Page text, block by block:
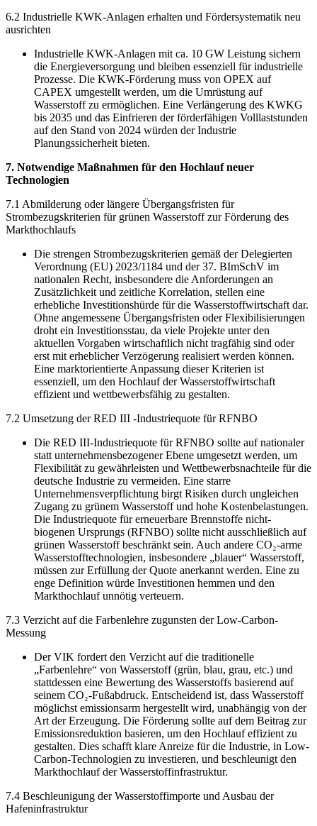
6.2 Industrielle KWK-Anlagen erhalten und Fördersystematik neu
ausrichten
Industrielle KWK-Anlagen mit ca. 10 GW Leistung sichern
die Energieversorgung und bleiben essenziell für industrielle
Prozesse. Die KWK-Förderung muss von OPEX auf
CAPEX umgestellt werden, um die Umrüstung auf
Wasserstoff zu ermöglichen. Eine Verlängerung des KWKG
bis 2035 und das Einfrieren der förderfähigen Volllaststunden
auf den Stand von 2024 würden der Industrie
Planungssicherheit bieten.
7. Notwendige Maßnahmen für den Hochlauf neuer
Technologien
7.1 Abmilderung oder längere Übergangsfristen für
Strombezugskriterien für grünen Wasserstoff zur Förderung des
Markthochlaufs
Die strengen Strombezugskriterien gemäß der Delegierten
Verordnung (EU) 2023/1184 und der 37. BImSchV im
nationalen Recht, insbesondere die Anforderungen an
Zusätzlichkeit und zeitliche Korrelation, stellen eine
erhebliche Investitionshürde für die Wasserstoffwirtschaft dar.
Ohne angemessene Übergangsfristen oder Flexibilisierungen
droht ein Investitionsstau, da viele Projekte unter den
aktuellen Vorgaben wirtschaftlich nicht tragfähig sind oder
erst mit erheblicher Verzögerung realisiert werden können.
Eine marktorientierte Anpassung dieser Kriterien ist
essenziell, um den Hochlauf der Wasserstoffwirtschaft
effizient und wettbewerbsfähig zu gestalten.
7.2 Umsetzung der RED III -Industriequote für RFNBO
Die RED III-Industriequote für RFNBO sollte auf nationaler
statt unternehmensbezogener Ebene umgesetzt werden, um
Flexibilität zu gewährleisten und Wettbewerbsnachteile für die
deutsche Industrie zu vermeiden. Eine starre
Unternehmensverpflichtung birgt Risiken durch ungleichen
Zugang zu grünem Wasserstoff und hohe Kostenbelastungen.
Die Industriequote für erneuerbare Brennstoffe nicht-
biogenen Ursprungs (RFNBO) sollte nicht ausschließlich auf
grünen Wasserstoff beschränkt sein. Auch andere CO₂-arme
Wasserstofftechnologien, insbesondere „blauer“ Wasserstoff,
müssen zur Erfüllung der Quote anerkannt werden. Eine zu
enge Definition würde Investitionen hemmen und den
Markthochlauf unnötig verteuern.
7.3 Verzicht auf die Farbenlehre zugunsten der Low-Carbon-
Messung
Der VIK fordert den Verzicht auf die traditionelle
„Farbenlehre“ von Wasserstoff (grün, blau, grau, etc.) und
stattdessen eine Bewertung des Wasserstoffs basierend auf
seinem CO₂-Fußabdruck. Entscheidend ist, dass Wasserstoff
möglichst emissionsarm hergestellt wird, unabhängig von der
Art der Erzeugung. Die Förderung sollte auf dem Beitrag zur
Emissionsreduktion basieren, um den Hochlauf effizient zu
gestalten. Dies schafft klare Anreize für die Industrie, in Low-
Carbon-Technologien zu investieren, und beschleunigt den
Markthochlauf der Wasserstoffinfrastruktur.
7.4 Beschleunigung der Wasserstoffimporte und Ausbau der
Hafeninfrastruktur